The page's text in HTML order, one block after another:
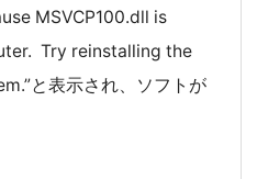
MSVCP100.dll is
Try reinstalling the
と表示され、ソフトが